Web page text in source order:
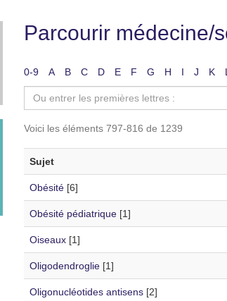
Parcourir médecine/
0-9 A B C D E F G H I J K L
Voici les éléments 797-816 de 1239
Sujet
Obésité[6]
Obésité pédiatrique[1]
Oiseaux[1]
Oligodendroglie[1]
Oligonucléotides antisens[2]